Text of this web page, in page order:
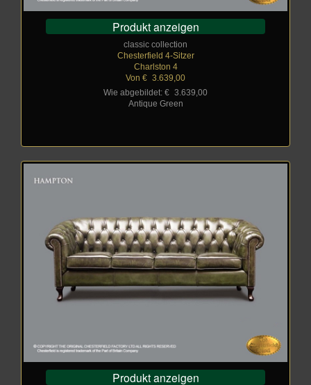
Produkt anzeigen
classic collection
Chesterfield 4-Sitzer
Charlston 4
Von € 3.639,00
Wie abgebildet: € 3.639,00
Antique Green
Produkt anzeigen